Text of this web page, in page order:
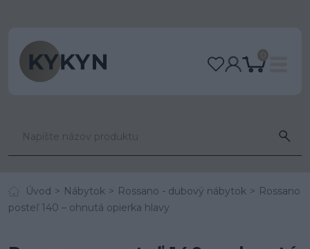
0
Úvod Nábytok Rossano - dubový nábytok
Rossano
posteľ 140 – ohnutá opierka hlavy